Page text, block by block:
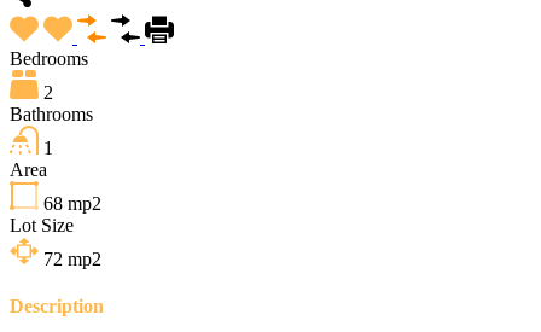
Bedrooms
2
Bathrooms
1
Area
68 mp2
Lot Size
72 mp2
Description